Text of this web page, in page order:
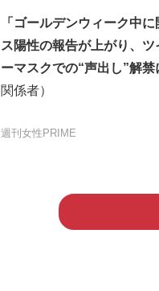
「ゴールデンウィーク中
ス陽性の報告が上がり、
ーマスクでの“声出し”解
関係者）
週刊女性PRIME